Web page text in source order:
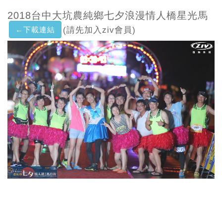
2018台中大坑農純鄉七夕浪漫情人橋星光馬
←下載連結 (請先加入ziv會員)